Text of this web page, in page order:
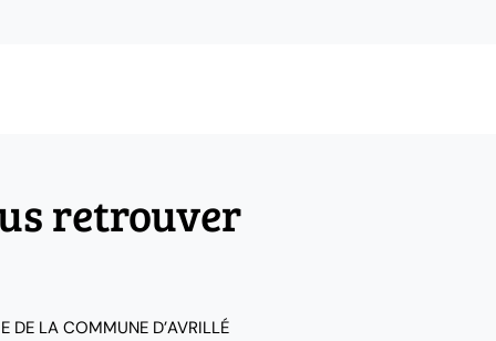
retrouver
DE LA COMMUNE D’AVRILLÉ